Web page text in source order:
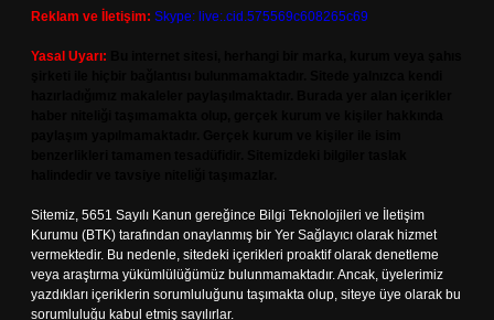
Reklam ve İletişim: Skype: live:.cid.575569c608265c69
Yasal Uyarı:
Sitemiz, 5651 Sayılı Kanun gereğince Bilgi Teknolojileri ve İletişim
Kurumu (BTK) tarafından onaylanmış bir Yer Sağlayıcı olarak hizmet
vermektedir. Bu nedenle, sitedeki içerikleri proaktif olarak denetleme
veya araştırma yükümlülüğümüz bulunmamaktadır. Ancak, üyelerimiz
yazdıkları içeriklerin sorumluluğunu taşımakta olup, siteye üye olarak bu
sorumluluğu kabul etmiş sayılırlar.